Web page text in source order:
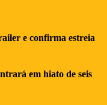
e confirma estreia
em hiato de seis